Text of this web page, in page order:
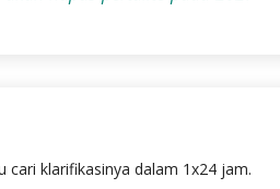
klarifikasinya dalam 1x24 jam.